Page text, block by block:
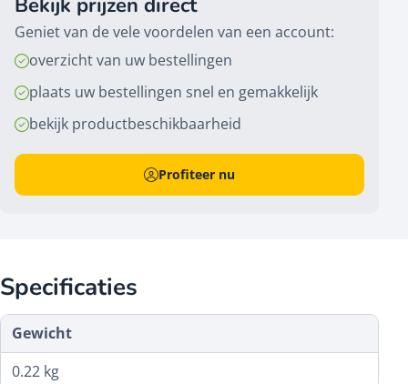
Bekijk prijzen direct
Geniet van de vele voordelen van een account:
overzicht van uw bestellingen
plaats uw bestellingen snel en gemakkelijk
bekijk productbeschikbaarheid
Profiteer nu
Specificaties
Gewicht
0.22 kg